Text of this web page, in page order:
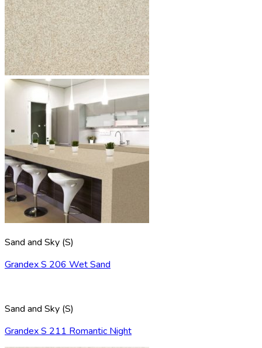
Sand and Sky (S)
Grandex S 206 Wet Sand
Sand and Sky (S)
Grandex S 211 Romantic Night